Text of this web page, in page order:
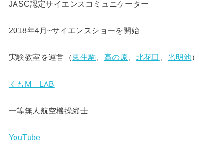
JASC認定サイエンスコミュニケーター
2018年4月~サイエンスショーを開始
実験教室を運営（東生駒 高の原 北花田 、光明池）
くもM LAB
一等無人航空機操縦士
YouTube